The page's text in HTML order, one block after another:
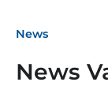
News
News